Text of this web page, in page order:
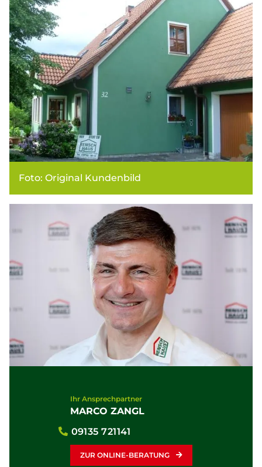
Foto: Original Kundenbild
Ihr Ansprechpartner
MARCO ZANGL
09135 721141
ZUR ONLINE-BERATUNG